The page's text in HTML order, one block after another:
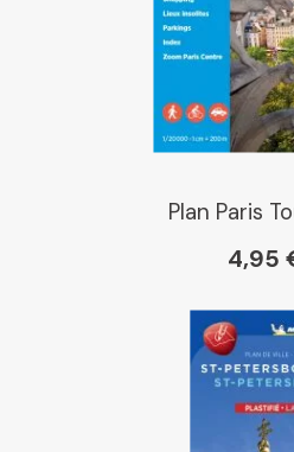
Plan Paris
4,95